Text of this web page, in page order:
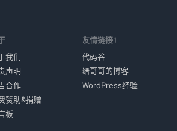
我们
声明
合作
赞助&捐赠
板
友情链接1
代码谷
缙哥哥的博客
WordPress经验